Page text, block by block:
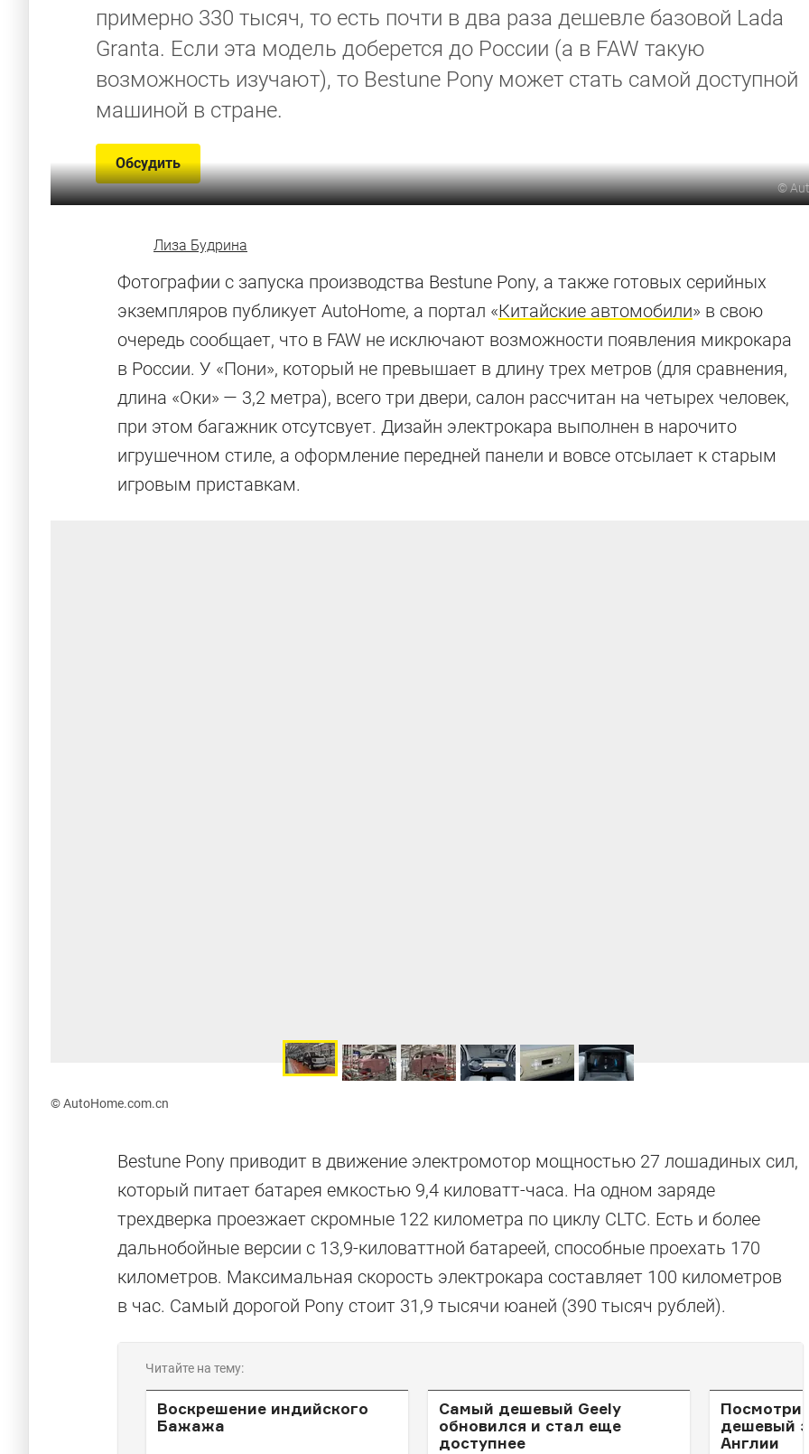
примерно 330 тысяч, то есть почти в два раза дешевле базовой Lada
Granta. Если эта модель доберется до России (а в FAW такую
возможность изучают), то Bestune Pony может стать самой доступной
машиной в стране.
Обсудить
©
Лиза Будрина
Фотографии с запуска производства Bestune Pony, а также готовых серийных
экземпляров публикует AutoHome, а портал «Китайские автомобили» в свою
очередь сообщает, что в FAW не исключают возможности появления микрокара
в России. У «Пони», который не превышает в длину трех метров (для сравнения,
длина «Оки» — 3,2 метра), всего три двери, салон рассчитан на четырех человек,
при этом багажник отсутсвует. Дизайн электрокара выполнен в нарочито
игрушечном стиле, а оформление передней панели и вовсе отсылает к старым
игровым приставкам.
© AutoHome.com.cn
Bestune Pony приводит в движение электромотор мощностью 27 лошадиных сил,
который питает батарея емкостью 9,4 киловатт-часа. На одном заряде
трехдверка проезжает скромные 122 километра по циклу CLTC. Есть и более
дальнобойные версии с 13,9-киловаттной батареей, способные проехать 170
километров. Максимальная скорость электрокара составляет 100 километров
в час. Самый дорогой Pony стоит 31,9 тысячи юаней (390 тысяч рублей).
Читайте на тему:
Воскрешение индийского
Бажажа
Самый дешевый Geely
обновился и стал еще
доступнее
дешевый
Англии